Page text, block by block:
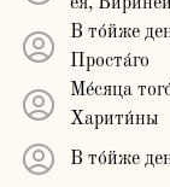
В то́йже
Проста́го
Ме́сяца
Харити́ны
В то́йже